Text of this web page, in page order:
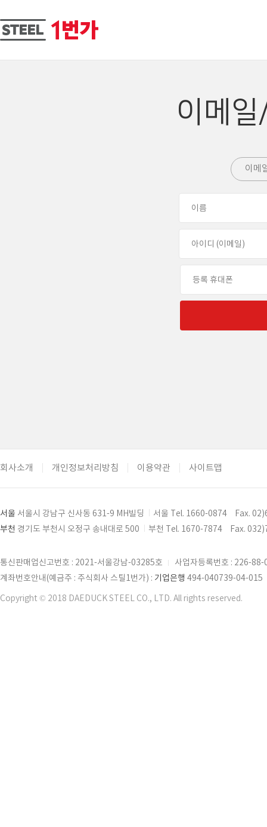
이메
이메
회사소개 개인정보처리방침 이용약관 사이트맵
서울 서울시 강남구 신사동 631-9 MH빌딩 서울 Tel. 1660-0874
Fax.
부천 경기도 부천시 오정구 송내대로 500 부천 Tel. 1670-7874 Fax.
통신판매업신고번호 : 2021-서울강남-03285호
사업자등록번호 : 226-
계좌번호안내(예금주 : 주식회사 스틸1번가) : 기업은행 494-040739-04-015
Copyright © 2018 DAEDUCK STEEL CO., LTD. All rights reserved.